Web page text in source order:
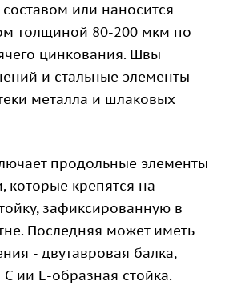
или наносится
толщиной 80-200 мкм по
цинкования. Швы
и стальные элементы
металла и шлаковых
продольные элементы
которые крепятся на
зафиксированную в
Последняя может иметь
- двутавровая балка,
С ии Е-образная стойка.